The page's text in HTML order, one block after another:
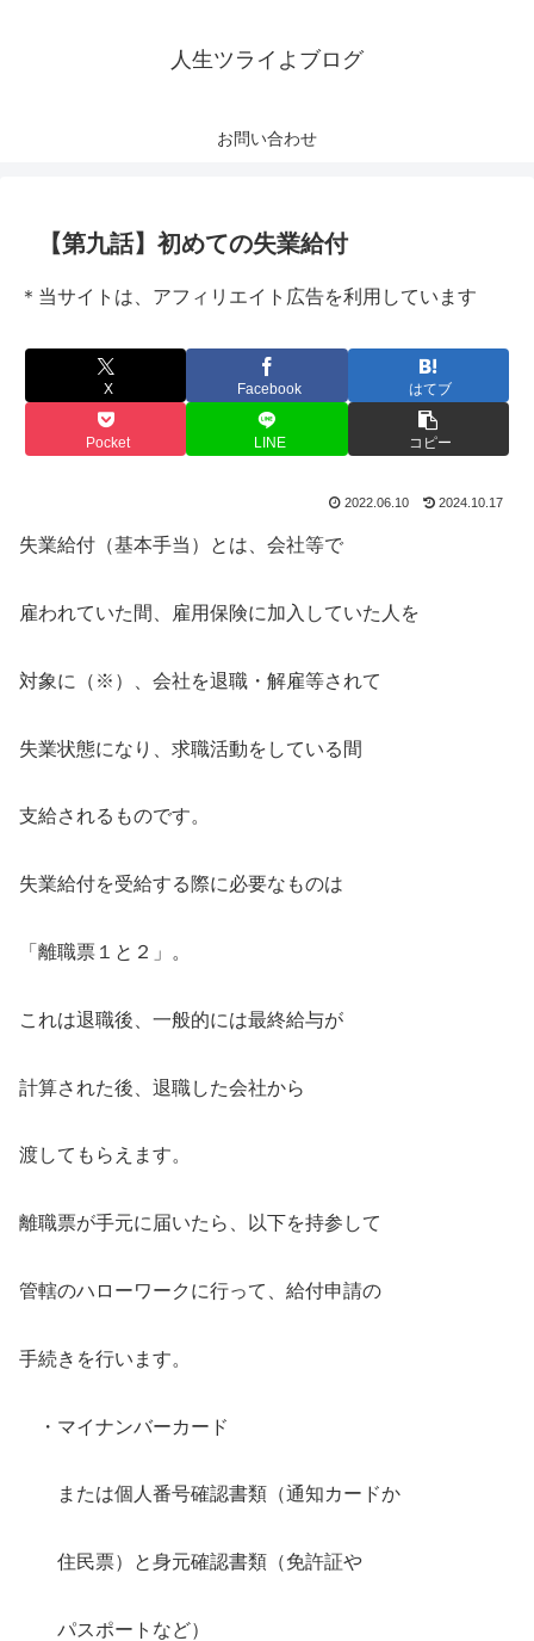
人生ツライよブログ
お問い合わせ
【第九話】初めての失業給付
＊当サイトは、アフィリエイト広告を利用しています
X Facebook はてブ
Pocket LINE コピー
2022.06.10 2024.10.17
失業給付（基本手当）とは、会社等で
雇われていた間、雇用保険に加入していた人を
対象に（※）、会社を退職・解雇等されて
失業状態になり、求職活動をしている間
支給されるものです。
失業給付を受給する際に必要なものは
「離職票１と２」。
これは退職後、一般的には最終給与が
計算された後、退職した会社から
渡してもらえます。
離職票が手元に届いたら、以下を持参して
管轄のハローワークに行って、給付申請の
手続きを行います。
・マイナンバーカード
または個人番号確認書類（通知カードか
住民票）と身元確認書類（免許証や
パスポートなど）